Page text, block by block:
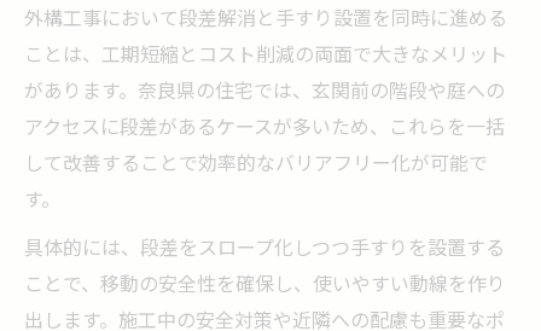
外構工事において段差解消と手すり設置を同時に進める
ことは、工期短縮とコスト削減の両面で大きなメリット
があります。奈良県の住宅では、玄関前の階段や庭への
アクセスに段差があるケースが多いため、これらを一括
して改善することで効率的なバリアフリー化が可能で
す。
具体的には、段差をスロープ化しつつ手すりを設置する
ことで、移動の安全性を確保し、使いやすい動線を作り
出します。施工中の安全対策や近隣への配慮も重要なポ